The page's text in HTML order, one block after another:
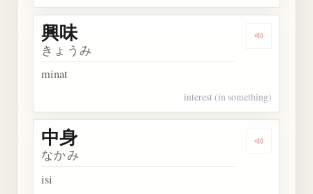
Dengarkan
興味
きょうみ
minat
interest (in something)
Dengarkan
中身
なかみ
isi